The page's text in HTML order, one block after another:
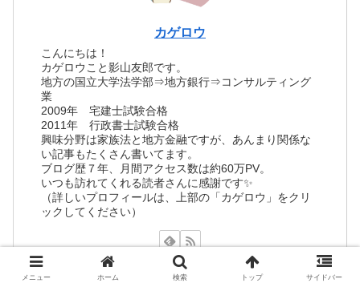
カゲロウ
こんにちは！
カゲロウこと影山友郎です。
地方の国立大学法学部⇒地方銀行⇒コンサルティング
業
2009年 宅建士試験合格
2011年 行政書士試験合格
興味分野は家族法と地方金融ですが、あんまり関係な
い記事もたくさん書いてます。
ブログ歴７年、月間アクセス数は約60万PV。
いつも訪れてくれる読者さんに感謝です✨
（詳しいプロフィールは、上部の「カゲロウ」をクリ
ックしてください）
メニュー ホーム 検索 トップ サイドバー